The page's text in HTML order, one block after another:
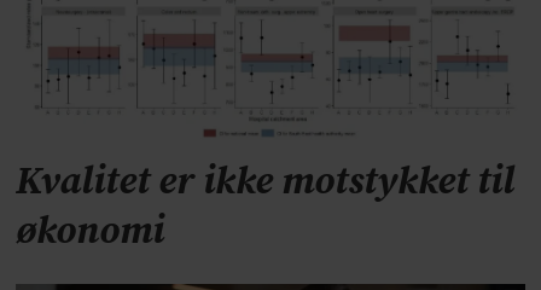
Kvalitet er ikke motstykket til
økonomi